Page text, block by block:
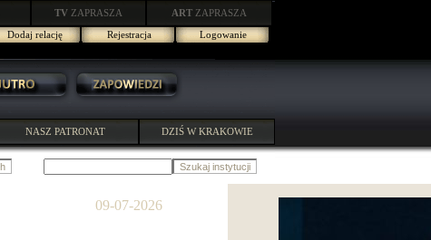
TV ZAPRASZA ART ZAPRASZA
Dodaj relację Rejestracja Logowanie
NASZ PATRONAT DZIŚ W KRAKOWIE
09-07-2026